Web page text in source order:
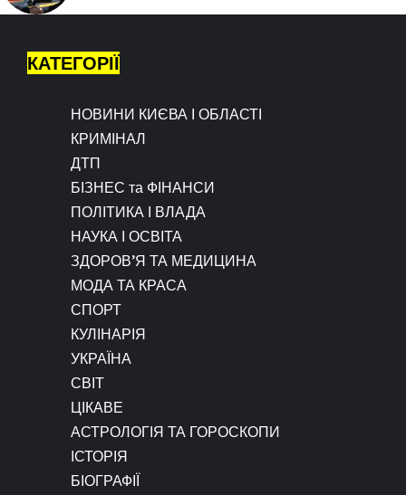
КАТЕГОРІЇ
НОВИНИ КИЄВА І ОБЛАСТІ
КРИМІНАЛ
ДТП
БІЗНЕС та ФІНАНСИ
ПОЛІТИКА І ВЛАДА
НАУКА І ОСВІТА
ЗДОРОВ’Я ТА МЕДИЦИНА
МОДА ТА КРАСА
СПОРТ
КУЛІНАРІЯ
УКРАЇНА
СВІТ
ЦІКАВЕ
АСТРОЛОГІЯ ТА ГОРОСКОПИ
ІСТОРІЯ
БІОГРАФІЇ